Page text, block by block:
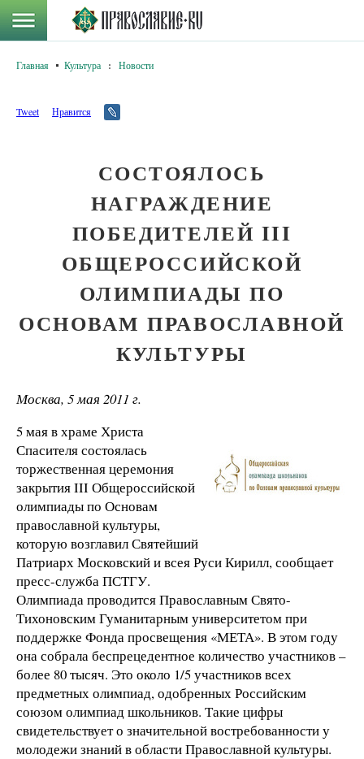
Главная Культура : Новости
Tweet Нравится
СОСТОЯЛОСЬ
НАГРАЖДЕНИЕ
ПОБЕДИТЕЛЕЙ III
ОБЩЕРОССИЙСКОЙ
ОЛИМПИАДЫ ПО
ОСНОВАМ ПРАВОСЛАВНОЙ
КУЛЬТУРЫ
Москва, 5 мая 2011 г.
5 мая в храме Христа
Спасителя состоялась
торжественная церемония
закрытия III Общероссийской
олимпиады по Основам
православной культуры,
которую возглавил Святейший
Патриарх Московский и всея Руси Кирилл, сообщает
пресс-служба ПСТГУ.
Олимпиада проводится Православным Свято-
Тихоновским Гуманитарным университетом при
поддержке Фонда просвещения «МЕТА». В этом году
она собрала беспрецедентное количество участников –
более 80 тысяч. Это около 1/5 участников всех
предметных олимпиад, одобренных Российским
союзом олимпиад школьников. Такие цифры
свидетельствует о значительной востребованности у
молодежи знаний в области Православной культуры.